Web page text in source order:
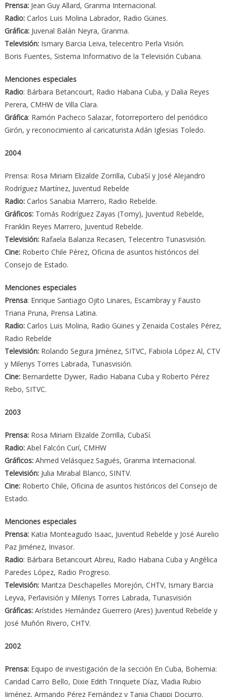
Prensa:Jean Guy Allard, Granma Internacional.
Radio: Carlos Luis Molina Labrador, Radio Güines.
Gráfica: Juvenal Balán Neyra, Granma.
Televisión:Ismary Barcia Leiva, telecentro Perla Visión.
Boris Fuentes, Sistema Informativo de la Televisión Cubana.
Menciones especiales
Radio: Bárbara Betancourt, Radio Habana Cuba, y Dalia Reyes
Perera, CMHW de Villa Clara.
Gráfica: Ramón Pacheco Salazar, fotorreportero del periódico
Girón, y reconocimiento al caricaturista Adán Iglesias Toledo.
2004
Prensa: Rosa Miriam Elizalde Zorrilla, CubaSí y José Alejandro
Rodríguez Martínez, Juventud Rebelde
Radio:Carlos Sanabia Marrero, Radio Rebelde.
Gráficos: Tomás Rodríguez Zayas (Tomy), Juventud Rebelde,
Franklin Reyes Marrero, Juventud Rebelde.
Televisión:Rafaela Balanza Recasen, Telecentro Tunasvisión.
Cine: Roberto Chile Pérez, Oficina de asuntos históricos del
Consejo de Estado.
Menciones especiales
Prensa: Enrique Santiago Ojito Linares, Escambray y Fausto
Triana Pruna, Prensa Latina.
Radio:Carlos Luis Molina, Radio Güines y Zenaida Costales Pérez,
Radio Rebelde
Televisión:Rolando Segura Jiménez, SITVC, Fabiola López Al, CTV
y Milenys Torres Labrada, Tunasvisión.
Cine:Bernardette Dywer, Radio Habana Cuba y Roberto Pérez
Rebo, SITVC.
2003
Prensa:Rosa Miriam Elizalde Zorrilla, CubaSí.
Radio: Abel Falcón Curí, CMHW
Gráficos: Ahmed Velásquez Sagués, Granma Internacional.
Televisión:Julia Mirabal Blanco, SINTV.
Cine:Roberto Chile, Oficina de asuntos históricos del Consejo de
Estado.
Menciones especiales
Prensa:Katia Monteagudo Isaac, Juventud Rebelde y José Aurelio
Paz Jiménez, Invasor.
Radio: Bárbara Betancourt Abreu, Radio Habana Cuba y Angélica
Paredes López, Radio Progreso.
Televisión:Maritza Deschapelles Morejón, CHTV, Ismary Barcia
Leyva, Perlavisión y Milenys Torres Labrada, Tunasvisión
Gráficas:Arístides Hernández Guerrero (Ares) Juventud Rebelde y
José Muñón Rivero, CHTV.
2002
Prensa:Equipo de investigación de la sección En Cuba, Bohemia:
Caridad Carro Bello, Dixie Edith Trinquete Díaz, Vladia Rubio
Jiménez, Armando Pérez Fernández y Tania Chappi Docurro.